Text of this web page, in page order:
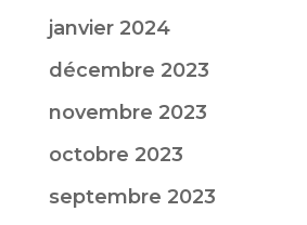
janvier 2024
décembre 2023
novembre 2023
octobre 2023
septembre 2023